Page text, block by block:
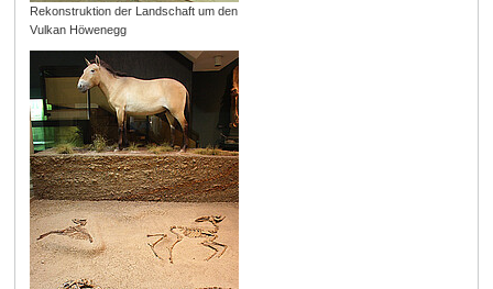
Rekonstruktion der Landschaft um den
Vulkan Höwenegg